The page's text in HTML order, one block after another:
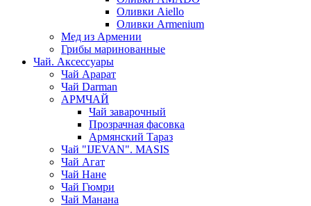
Оливки Aiello
Оливки Armenium
Мед из Армении
Грибы маринованные
Чай. Аксессуары
Чай Арарат
Чай Darman
АРМЧАЙ
Чай заварочный
Прозрачная фасовка
Армянский Тараз
Чай "IJEVAN". MASIS
Чай Агат
Чай Нане
Чай Гюмри
Чай Манана